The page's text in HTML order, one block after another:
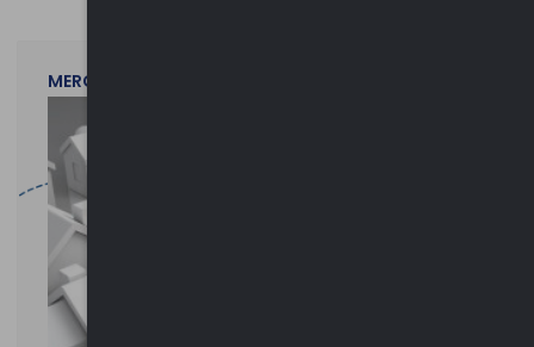
MERCOLEDì 29 LUGLIO 2026